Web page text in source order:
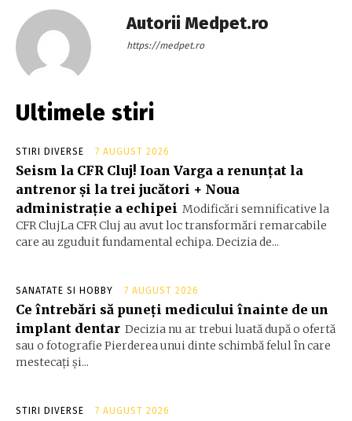
Autorii Medpet.ro
https://medpet.ro
Ultimele stiri
STIRI DIVERSE 7 AUGUST 2026
Seism la CFR Cluj! Ioan Varga a renunțat la
antrenor și la trei jucători + Noua
administrație a echipei Modificări semnificative la
CFR ClujLa CFR Cluj au avut loc transformări remarcabile
care au zguduit fundamental echipa. Decizia de...
SANATATE SI HOBBY 7 AUGUST 2026
Ce întrebări să puneți medicului înainte de un
implant dentar Decizia nu ar trebui luată după o ofertă
sau o fotografie Pierderea unui dinte schimbă felul în care
mestecați și...
STIRI DIVERSE 7 AUGUST 2026